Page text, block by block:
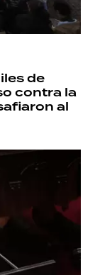
de
contra la
al